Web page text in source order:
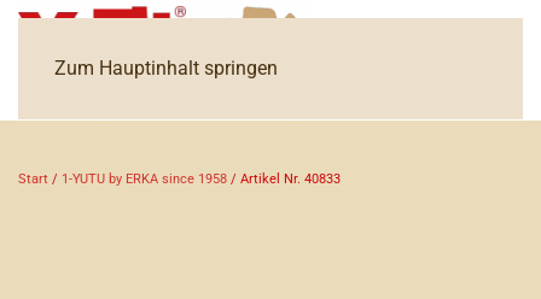
Zum Hauptinhalt springen
Start / 1-YUTU by ERKA since 1958 / Artikel Nr. 40833